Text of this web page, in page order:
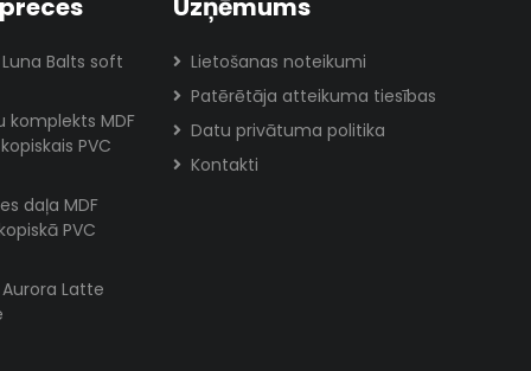
Balts soft
komplekts MDF
PVC
daļa MDF
PVC
Latte
Uzņēmums
Lietošanas noteikumi
Patērētāja atteikuma tiesības
Datu privātuma politika
Kontakti